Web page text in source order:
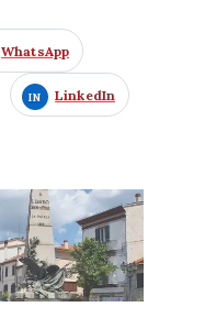
WhatsApp
LinkedIn